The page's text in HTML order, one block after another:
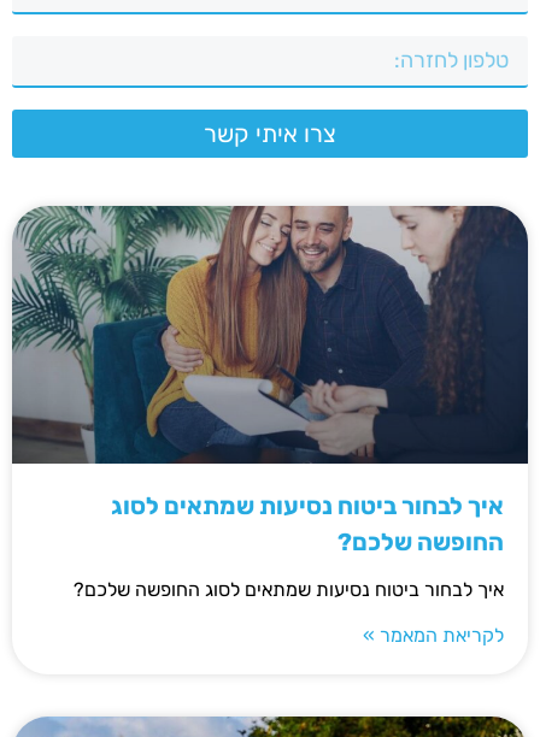
צרו איתי קשר
איך לבחור ביטוח נסיעות שמתאים לסוג
החופשה שלכם?
איך לבחור ביטוח נסיעות שמתאים לסוג החופשה שלכם?
לקריאת המאמר »